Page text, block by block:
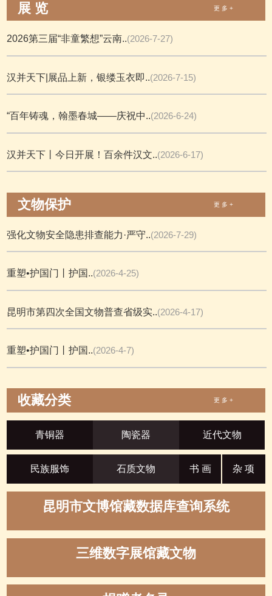
展 览 更 多 +
2026第三届“非童繁想”云南..(2026-7-27)
汉并天下|展品上新，银缕玉衣即..(2026-7-15)
“百年铸魂，翰墨春城——庆祝中..(2026-6-24)
汉并天下丨今日开展！百余件汉文..(2026-6-17)
文物保护 更 多 +
强化文物安全隐患排查能力·严守..(2026-7-29)
重塑•护国门丨护国..(2026-4-25)
昆明市第四次全国文物普查省级实..(2026-4-17)
重塑•护国门丨护国..(2026-4-7)
收藏分类 更 多 +
青铜器 陶瓷器 近代文物
民族服饰 石质文物 书 画 杂 项
昆明市文博馆藏数据库查询系统
三维数字展馆藏文物